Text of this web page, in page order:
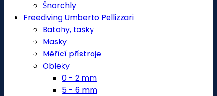
Šnorchly
Freediving Umberto Pellizzari
Batohy, tašky
Masky
Měřící přístroje
Obleky
0 - 2 mm
5 - 6 mm